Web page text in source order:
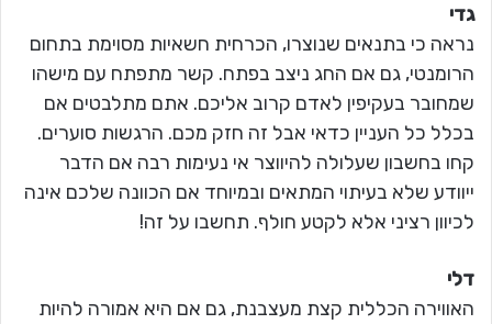
גדי
נראה כי בתנאים שנוצרו, הכרחית חשאיות מסוימת בתחום
הרומנטי, גם אם החג ניצב בפתח. קשר מתפתח עם מישהו
שמחובר בעקיפין לאדם קרוב אליכם. אתם מתלבטים אם
בכלל כל העניין כדאי אבל זה חזק מכם. הרגשות סוערים.
קחו בחשבון שעלולה להיווצר אי נעימות רבה אם הדבר
ייוודע שלא בעיתוי המתאים ובמיוחד אם הכוונה שלכם אינה
לכיוון רציני אלא לקטע חולף. תחשבו על זה!
דלי
האווירה הכללית קצת מעצבנת, גם אם היא אמורה להיות